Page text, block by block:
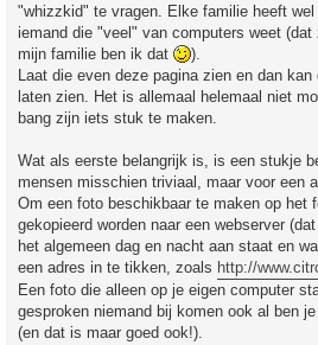
"whizzkid" te vragen. Elke familie heeft
iemand die "veel" van computers weet
mijn familie ben ik dat
).
Laat die even deze pagina zien en dan
laten zien. Het is allemaal helemaal niet
bang zijn iets stuk te maken.
Wat als eerste belangrijk is, is een stukje
mensen misschien triviaal, maar voor een
Om een foto beschikbaar te maken op het
gekopieerd worden naar een webserver
het algemeen dag en nacht aan staat en
een adres in te tikken, zoals http://
Een foto die alleen op je eigen computer
gesproken niemand bij komen ook al ben
(en dat is maar goed ook!).